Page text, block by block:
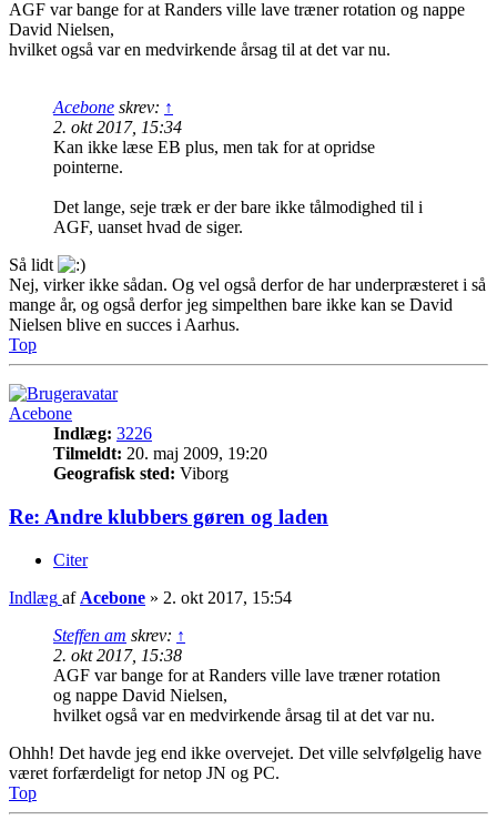
AGF var bange for at Randers ville lave træner rotation og nappe
David Nielsen,
hvilket også var en medvirkende årsag til at det var nu.
Acebone skrev: ↑
2. okt 2017, 15:34
Kan ikke læse EB plus, men tak for at opridse
pointerne.
Det lange, seje træk er der bare ikke tålmodighed til i
AGF, uanset hvad de siger.
Så lidt
Nej, virker ikke sådan. Og vel også derfor de har underpræsteret i så
mange år, og også derfor jeg simpelthen bare ikke kan se David
Nielsen blive en succes i Aarhus.
Top
Acebone
Indlæg: 3226
Tilmeldt: 20. maj 2009, 19:20
Geografisk sted: Viborg
Re: Andre klubbers gøren og laden
Citer
Indlæg af Acebone » 2. okt 2017, 15:54
Steffen am skrev: ↑
2. okt 2017, 15:38
AGF var bange for at Randers ville lave træner rotation
og nappe David Nielsen,
hvilket også var en medvirkende årsag til at det var nu.
Ohhh! Det havde jeg end ikke overvejet. Det ville selvfølgelig have
været forfærdeligt for netop JN og PC.
Top